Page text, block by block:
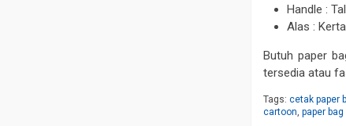
Handle :
Alas :
Butuh paper
tersedia atau
Tags:cetak paper
cartoon,paper